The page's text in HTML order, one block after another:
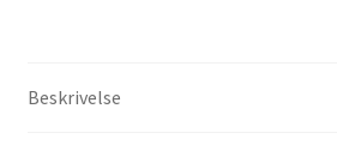
Beskrivelse